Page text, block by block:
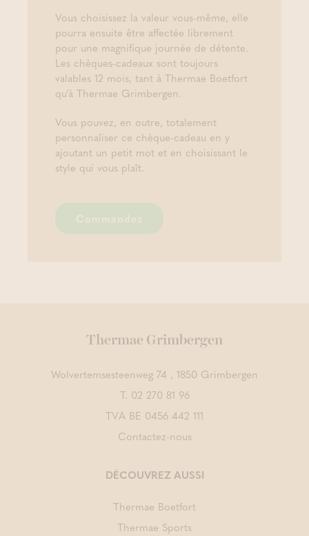
Vous choisissez la valeur vous-même, elle
pourra ensuite être affectée librement
pour une magnifique journée de détente.
Les chèques-cadeaux sont toujours
valables 12 mois, tant à Thermae Boetfort
qu'à Thermae Grimbergen.
Vous pouvez, en outre, totalement
personnaliser ce chèque-cadeau en y
ajoutant un petit mot et en choisissant le
style qui vous plaît.
Commandez
Thermae Grimbergen
Wolvertemsesteenweg 74 , 1850 Grimbergen
T. 02 270 81 96
TVA BE 0456 442 111
Contactez-nous
DÉCOUVREZ AUSSI
Thermae Boetfort
Thermae Sports